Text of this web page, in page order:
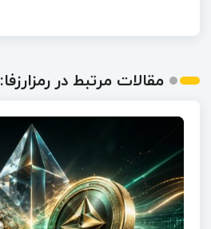
مقالات مرتبط در رمزارزفا: